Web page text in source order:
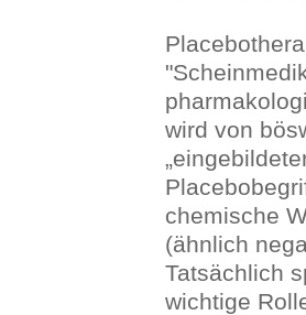
wird von
chemische
(ähnlich
Tatsächlich
wichtige